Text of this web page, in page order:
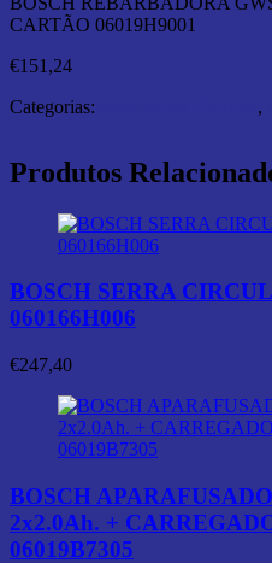
CARTÃO 06019H9001
€151,24
Categorias:
,
Produtos
BOSCH SERRA
060166H006
€247,40
BOSCH
2x2.0Ah. +
06019B7305